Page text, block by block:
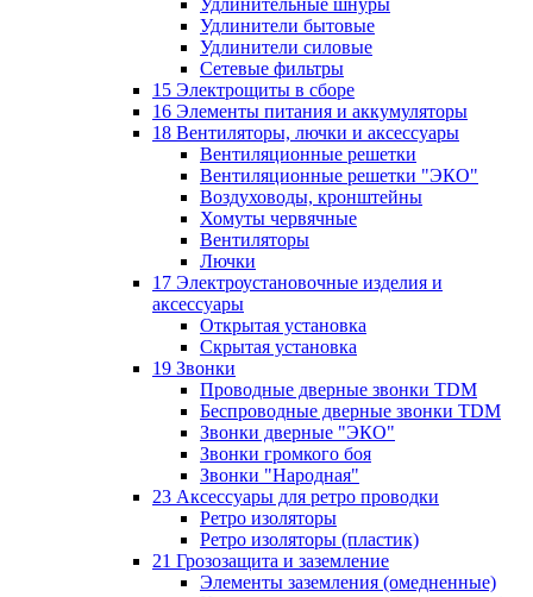
Удлинители бытовые
Удлинители силовые
Сетевые фильтры
15 Электрощиты в сборе
16 Элементы питания и аккумуляторы
18 Вентиляторы, лючки и аксессуары
Вентиляционные решетки
Вентиляционные решетки "ЭКО"
Воздуховоды, кронштейны
Хомуты червячные
Вентиляторы
Лючки
17 Электроустановочные изделия и
аксессуары
Открытая установка
Скрытая установка
19 Звонки
Проводные дверные звонки TDM
Беспроводные дверные звонки TDM
Звонки дверные "ЭКО"
Звонки громкого боя
Звонки "Народная"
23 Аксессуары для ретро проводки
Ретро изоляторы
Ретро изоляторы (пластик)
21 Грозозащита и заземление
Элементы заземления (омедненные)